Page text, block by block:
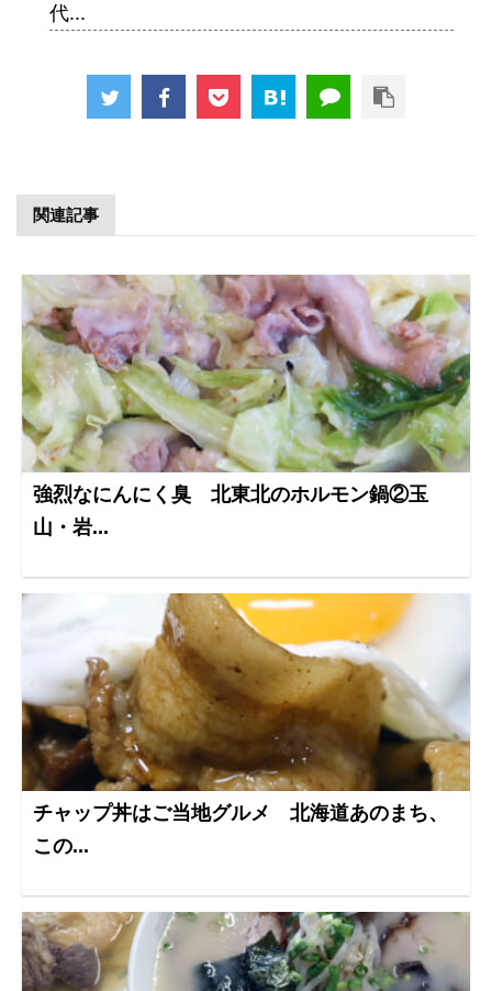
代...
関連記事
強烈なにんにく臭 北東北のホルモン鍋②玉
山・岩...
チャップ丼はご当地グルメ 北海道あのまち、
この...